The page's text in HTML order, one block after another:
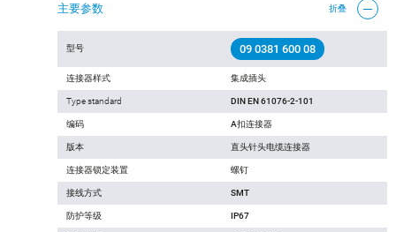
主要参数 折叠
型号 09 0381 600 08
连接器样式 集成插头
Type standard DIN EN 61076-2-101
编码 A扣连接器
版本 直头针头电缆连接器
连接器锁定装置 螺钉
接线方式 SMT
防护等级 IP67